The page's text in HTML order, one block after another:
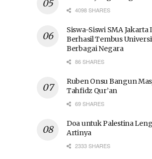
4098 SHARES
Siswa-Siswi SMA Jakarta
Berhasil Tembus
Berbagai Negara
86 SHARES
Ruben Onsu Bangun
Tahfidz Qur’an
69 SHARES
Doa untuk Palestina
Artinya
2333 SHARES